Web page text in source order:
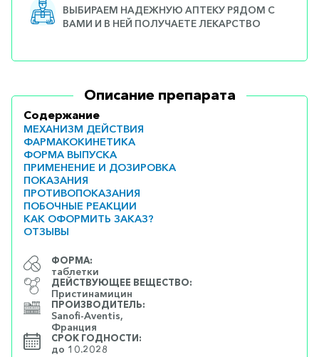
ВЫБИРАЕМ НАДЕЖНУЮ АПТЕКУ РЯДОМ С
ВАМИ И В НЕЙ ПОЛУЧАЕТЕ ЛЕКАРСТВО
Описание препарата
Содержание
МЕХАНИЗМ ДЕЙСТВИЯ
ФАРМАКОКИНЕТИКА
ФОРМА ВЫПУСКА
ПРИМЕНЕНИЕ И ДОЗИРОВКА
ПОКАЗАНИЯ
ПРОТИВОПОКАЗАНИЯ
ПОБОЧНЫЕ РЕАКЦИИ
КАК ОФОРМИТЬ ЗАКАЗ?
ОТЗЫВЫ
ФОРМА:
таблетки
ДЕЙСТВУЮЩЕЕ ВЕЩЕСТВО:
Пристинамицин
ПРОИЗВОДИТЕЛЬ:
Sanofi-Aventis,
Франция
СРОК ГОДНОСТИ:
до 10.2028